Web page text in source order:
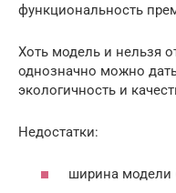
функциональность
Хоть модель и нельзя
однозначно можно
экологичность и
Недостатки:
ширина модели